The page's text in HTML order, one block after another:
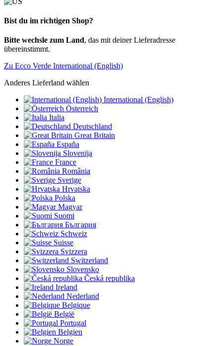
Bist du im richtigen Shop?
Bitte wechsle zum Land, das mit deiner Lieferadresse
übereinstimmt.
Zu Ecco Verde International (English)
Anderes Lieferland wählen
International (English)
Österreich
Italia
Deutschland
Great Britain
España
Slovenija
France
România
Sverige
Hrvatska
Polska
Magyar
Suomi
България
Schweiz
Suisse
Svizzera
Switzerland
Slovensko
Česká republika
Ireland
Nederland
Belgique
België
Portugal
Belgien
Norge